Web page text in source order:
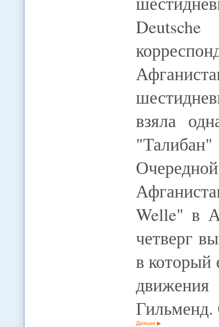
взяла
Welle" в
четверг
в который
Дальше